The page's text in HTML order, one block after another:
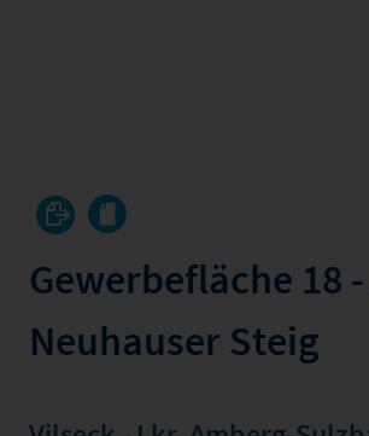
Gewerbefläche 18
Neuhauser Steig